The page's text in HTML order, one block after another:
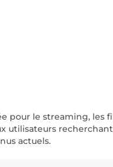
pour le streaming, les
utilisateurs
actuels.